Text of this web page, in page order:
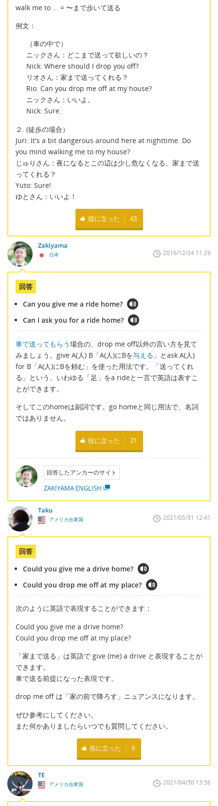
walk me to ... = 〜まで歩いて送る
例文：
（車の中で）
ニックさん：どこまで送って欲しいの？
Nick: Where should I drop you off?
リオさん：家まで送ってくれる？
Rio: Can you drop me off at my house?
ニックさん：いいよ。
Nick: Sure.
２. (徒歩の場合）
Juri: It's a bit dangerous around here at nighttime. Do
you mind walking me to my house?
じゅりさん：夜になるとこの辺は少し危なくなる。家まで送
ってくれる？
Yuto: Sure!
ゆとさん：いいよ！
役に立った 43
Zakiyama
日本 2016/12/24 11:29
回答
Can you give me a ride home?
Can I ask you for a ride home?
車で送ってもらう場合の、drop me off以外の言い方を見て
みましょう。give A(人) B「A(人)にBを与える 」とask A(人)
for B「A(人)にBを頼む」を使った用法です。「送ってくれ
る」という、いわゆる「足」をa rideと一言で英語は表すこ
とができます。
そしてこのhomeは副詞です。go homeと同じ用法で、名詞
ではありません。
役に立った 21
回答したアンカーのサイト
ZAKIYAMA ENGLISH
Taku
アメリカ合衆国 2021/05/31 12:41
回答
Could you give me a drive home?
Could you drop me off at my place?
次のように英語で表現することができます：
Could you give me a drive home?
Could you drop me off at my place?
「家まで送る」は英語で give (me) a drive と表現することが
できます。
車で送る前提になった表現です。
drop me off は「家の前で降ろす」ニュアンスになります。
ぜひ参考にしてください。
また何かありましたらいつでも質問してください。
役に立った 9
TE
アメリカ合衆国 2021/04/30 13:56